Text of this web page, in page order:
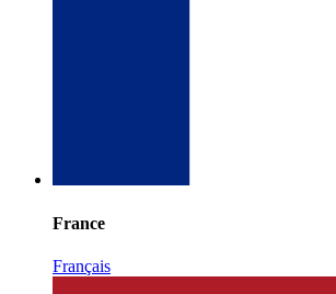
France
Français